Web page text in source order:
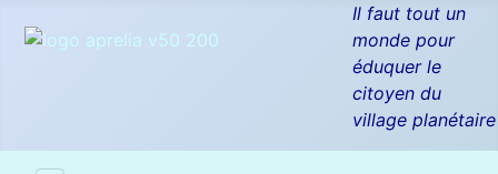
Il faut tout un
monde pour
éduquer le
citoyen du
village planétaire